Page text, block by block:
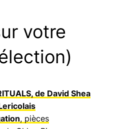
votre
de David Shea
, pièces